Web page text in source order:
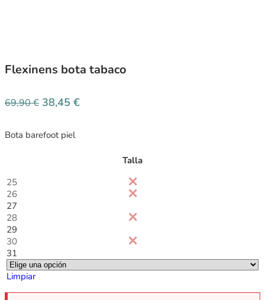
Flexinens bota tabaco
69,90€ 38,45 €
Bota barefoot piel
Talla
25
26
27
28
29
30
31
Limpiar